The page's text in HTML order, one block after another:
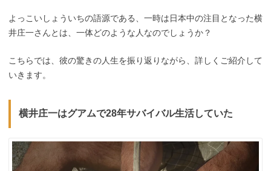
よっこいしょういちの語源である、一時は日本中の注目となった横
井庄一さんとは、一体どのような人なのでしょうか？
こちらでは、彼の驚きの人生を振り返りながら、詳しくご紹介して
いきます。
横井庄一はグアムで28年サバイバル生活していた